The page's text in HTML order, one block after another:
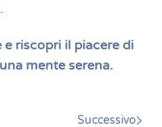
riscopri il piacere di
mente serena.
Successivo